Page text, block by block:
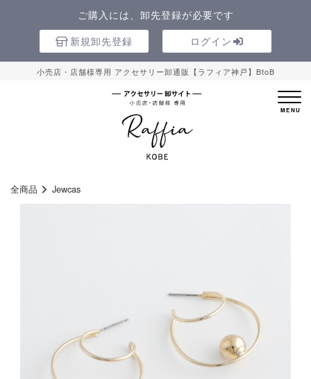
ご購入には、卸先登録が必要です
新規卸先登録
ログイン
小売店・店舗様専用 アクセサリー卸通販【ラフィア神戸】BtoB
全商品 Jewcas